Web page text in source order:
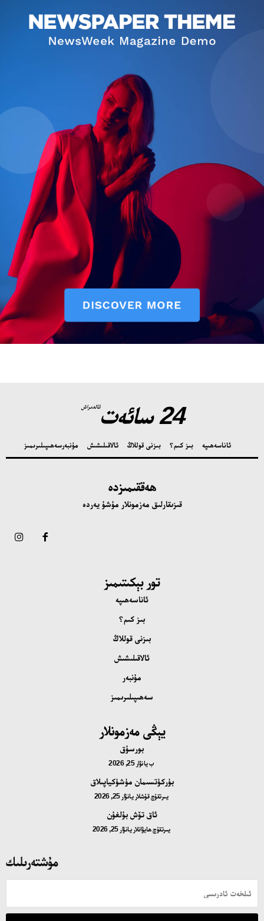
ئاناسەھىپە
بىز كىم؟
24 سائەت ئالدىراش
ئاناسەھىپە بىز كىم؟ بىزنى قوللاڭ ئالاقىلىشىش مۇنبەرسەھىپىلىرىمىز
ھەققىمىزدە
قىزىقارلىق مەزمونلار مۇشۇ يەردە
تور بېكىتىمىز
ئاناسەھىپە
بىز كىم؟
بىزنى قوللاڭ
ئالاقىلىشىش
مۇنبەر
سەھىپىلىرىمىز
يېڭى مەزمونلار
بورسۇق
بيانۋار 25, 2026
بۈركۈتسىمان مۈشۈكياپىلاق
يىرتقۇچ قۇشلار يانۋار 25, 2026
ئاق تۆش بۇلغۇن
يىرتقۇچ ھايۋانلار يانۋار 25, 2026
مۇشتەرىلىك